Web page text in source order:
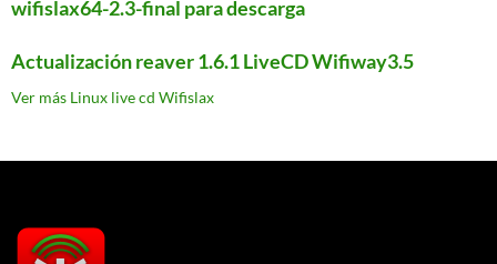
wifislax64-2.3-final para descarga
Actualización reaver 1.6.1 LiveCD Wifiway3.5
Ver más Linux live cd Wifislax